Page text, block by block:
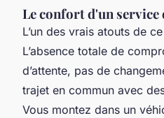
Le confort d'un service
L’un des vrais atouts de
L’absence totale de
d’attente, pas de
trajet en commun avec
Vous montez dans un